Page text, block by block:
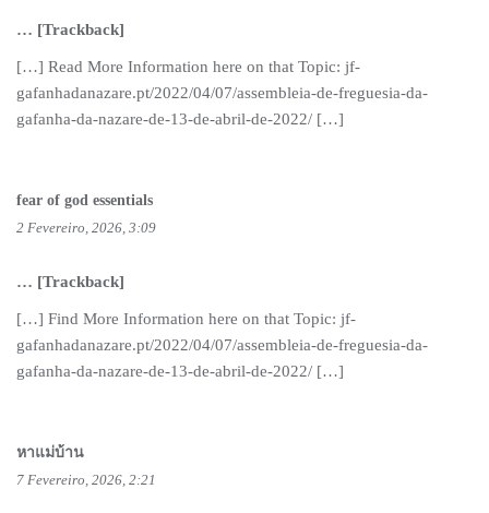
… [Trackback]
[…] Read More Information here on that Topic: jf-
gafanhadanazare.pt/2022/04/07/assembleia-de-freguesia-da-
gafanha-da-nazare-de-13-de-abril-de-2022/ […]
fear of god essentials
2 Fevereiro, 2026, 3:09
… [Trackback]
[…] Find More Information here on that Topic: jf-
gafanhadanazare.pt/2022/04/07/assembleia-de-freguesia-da-
gafanha-da-nazare-de-13-de-abril-de-2022/ […]
หาแม่บ้าน
7 Fevereiro, 2026, 2:21